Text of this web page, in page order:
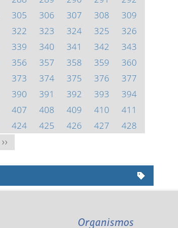
305 306 307 308
309
322 323 324 325
326
339 340 341 342
343
356 357 358 359
360
373 374 375 376
377
390 391 392 393
394
407 408 409 410
411
424 425 426 427
428
>>
Organismos